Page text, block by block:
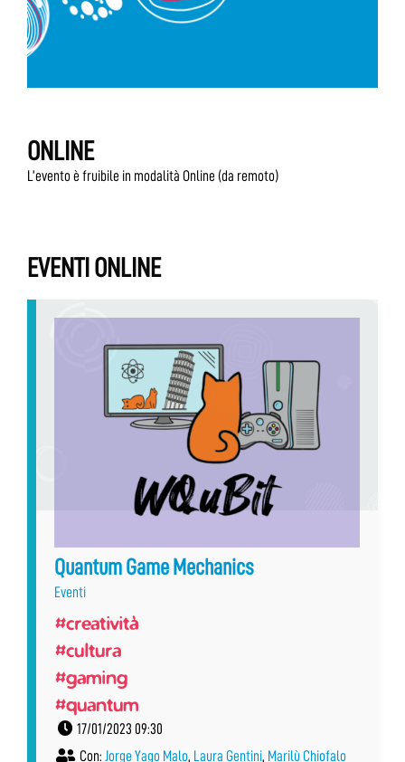
ONLINE
L’evento è fruibile in modalità Online (da remoto)
EVENTI ONLINE
Quantum Game Mechanics
Eventi
#creatività
#cultura
#gaming
#quantum
17/01/2023 09:30
Con: Jorge Yago Malo, Laura Gentini, Marilù Chiofalo